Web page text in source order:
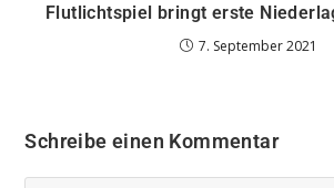
Flutlichtspiel bringt erste
7. September 2021
Schreibe einen Kommentar